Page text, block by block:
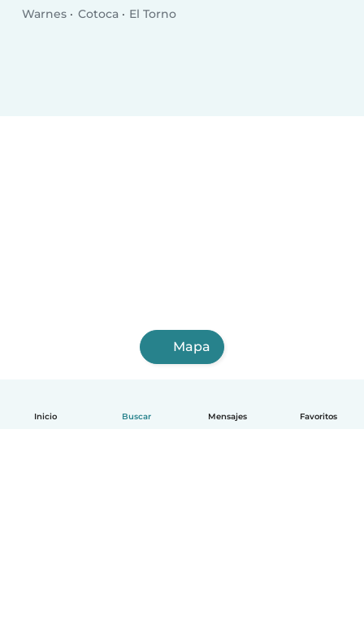
Inicio Buscar Mensajes Favoritos
Warnes
Cotoca El Torno
Mapa